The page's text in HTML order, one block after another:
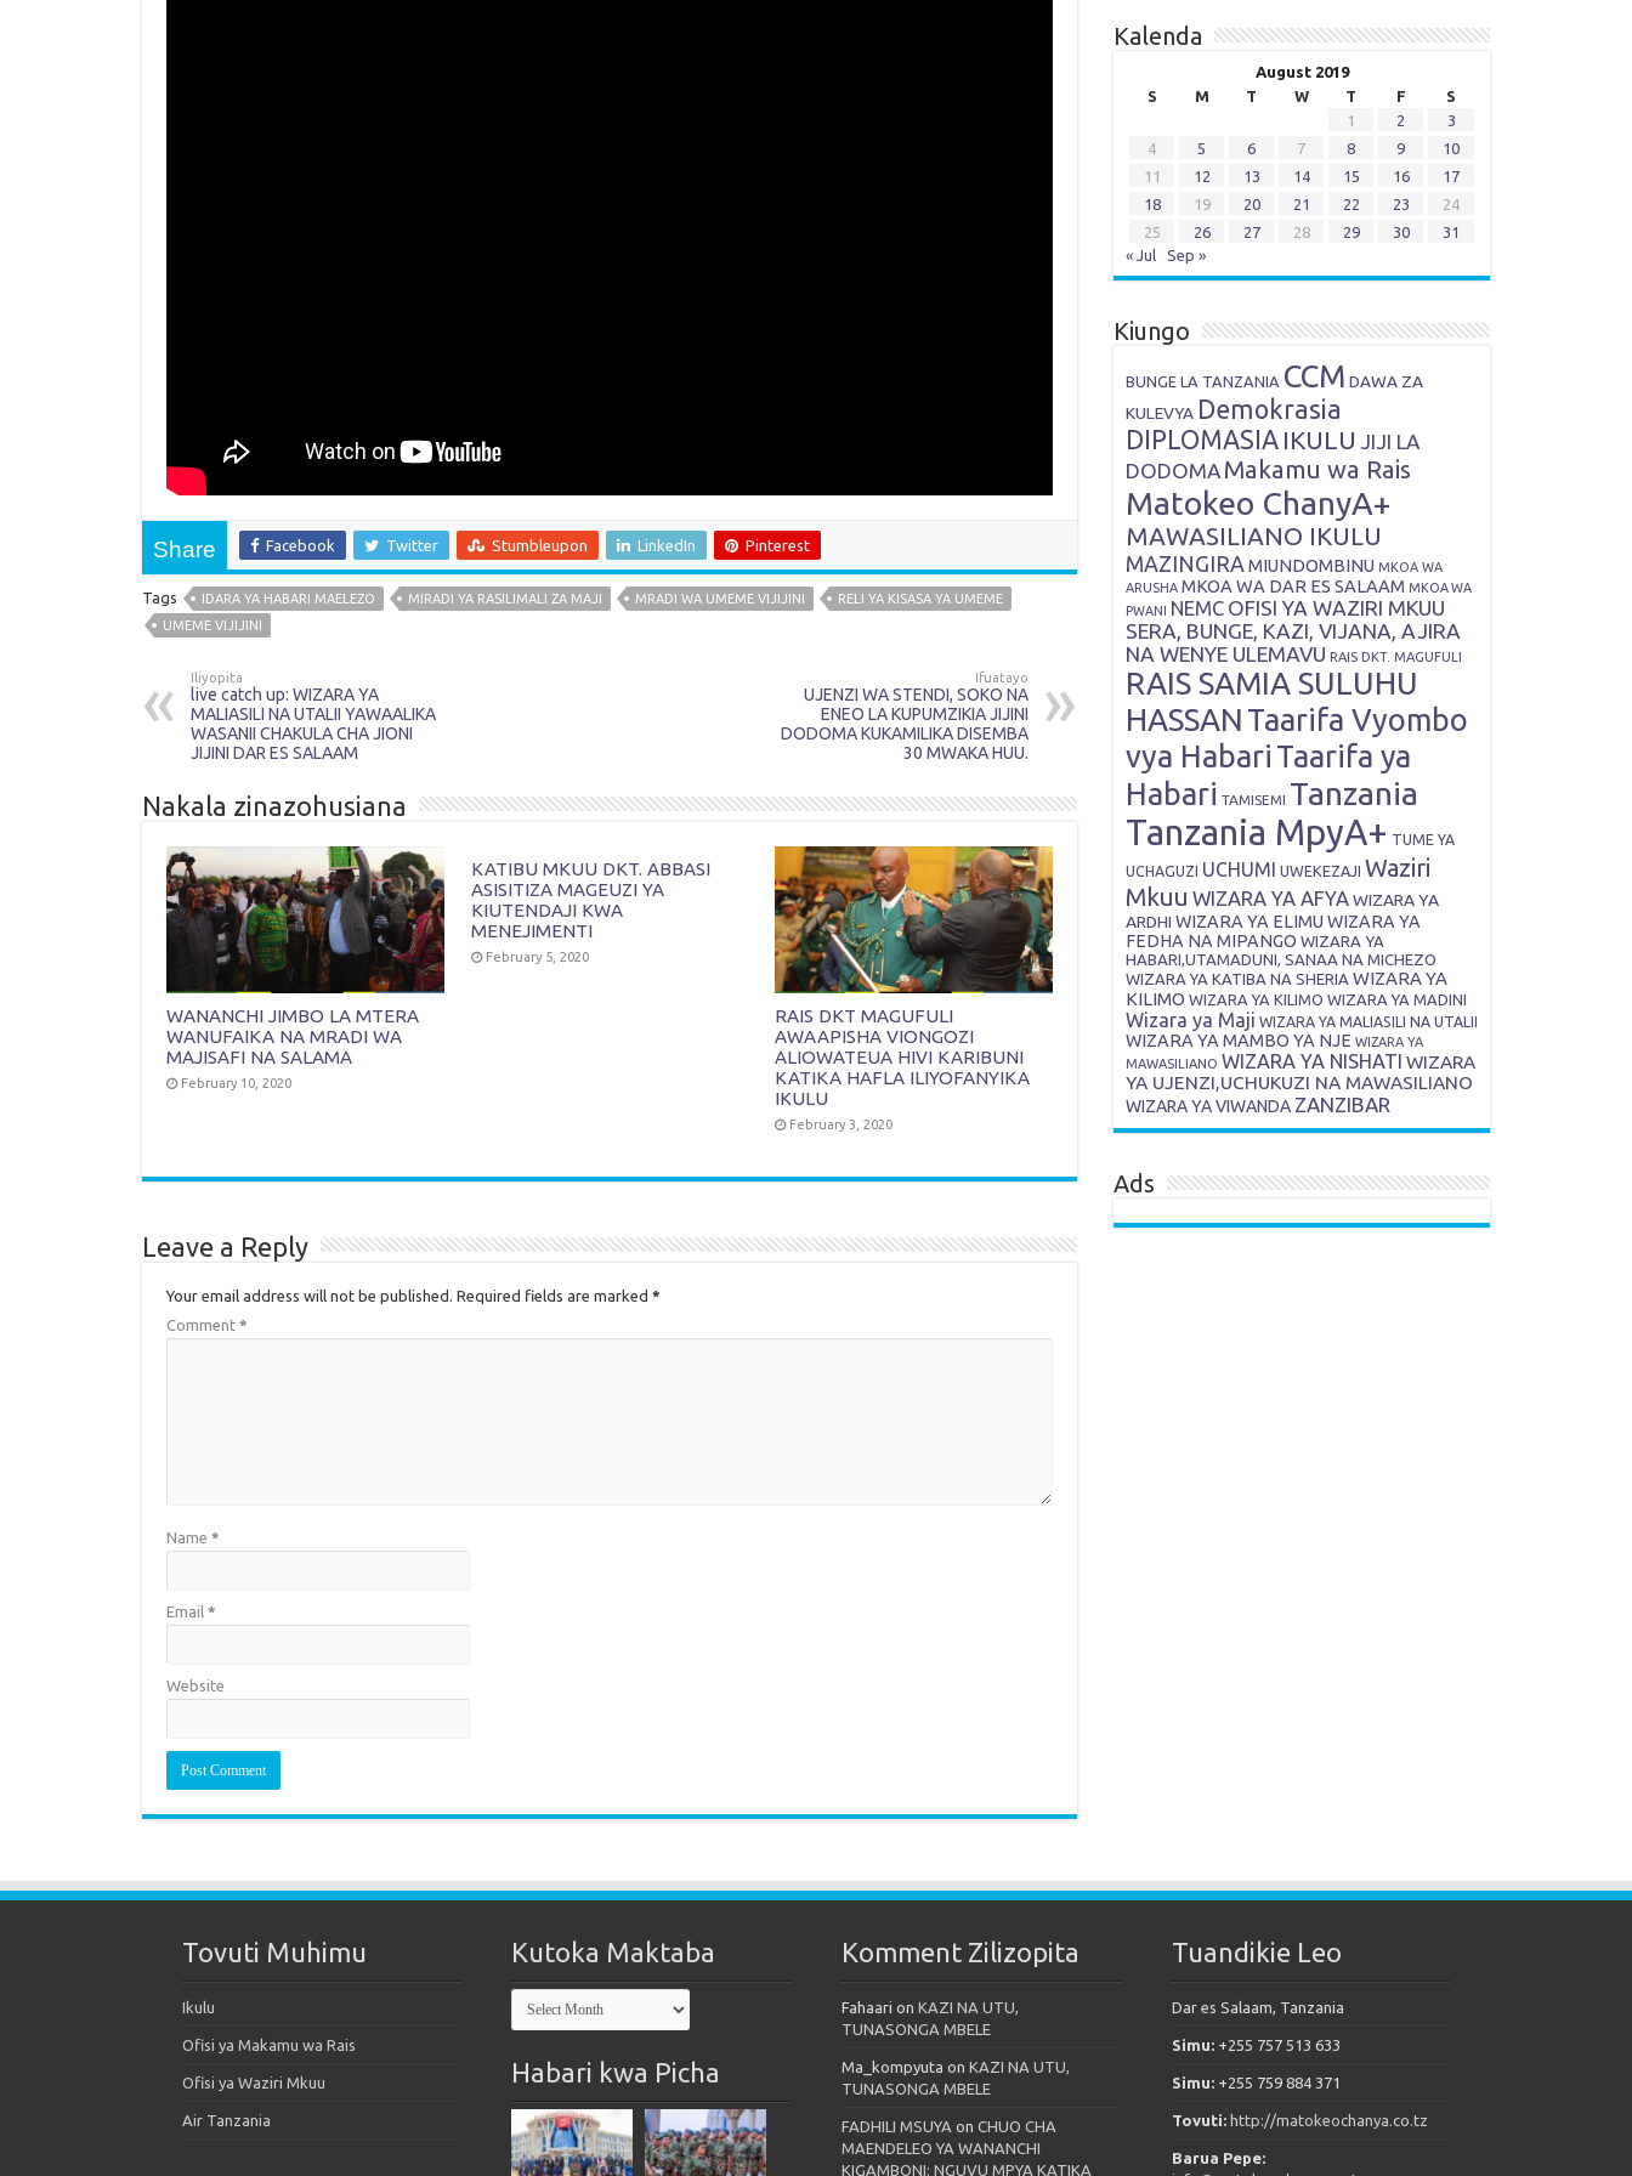
Share Facebook Twitter Stumbleupon LinkedIn Pinterest
Tags IDARA YA HABARI MAELEZO MIRADI YA RASILIMALI ZA MAJI MRADI WA UMEME VIJIJINI
RELI YA KISASA YA UMEME
UMEME VIJIJINI
Iliyopita
live catch up: WIZARA YA
MALIASILI NA UTALII YAWAALIKA
WASANII CHAKULA CHA JIONI
JIJINI DAR ES SALAAM
Ifuatayo
UJENZI WA STENDI, SOKO NA
ENEO LA KUPUMZIKIA JIJINI
DODOMA KUKAMILIKA DISEMBA
30 MWAKA HUU.
Nakala zinazohusiana
WANANCHI JIMBO LA MTERA
WANUFAIKA NA MRADI WA
MAJISAFI NA SALAMA
February 10, 2020
KATIBU MKUU DKT. ABBASI
ASISITIZA MAGEUZI YA
KIUTENDAJI KWA
MENEJIMENTI
February 5, 2020
RAIS DKT MAGUFULI
AWAAPISHA VIONGOZI
ALIOWATEUA HIVI KARIBUNI
KATIKA HAFLA ILIYOFANYIKA
IKULU
February 3, 2020
Leave a Reply
Your email address will not be published. Required fields are marked *
Comment *
Name *
Email *
Website
Kalenda
August 2019
S
M T W T F
S
1
2
3
4
5 6 7 8 9
10
11
12 13 14 15 16
17
18
19 20 21 22 23
24
25
26 27 28 29 30
31
« Jul
Sep »
Kiungo
BUNGE LA TANZANIA CCM DAWA ZA
KULEVYA Demokrasia
DIPLOMASIA IKULU JIJI LA
DODOMA Makamu wa Rais
Matokeo ChanyA+
MAWASILIANO IKULU
MAZINGIRAMIUNDOMBINU MKOA WA
ARUSHA MKOA WA DAR ES SALAAM MKOA WA
PWANI NEMC OFISI YA WAZIRI MKUU
SERA, BUNGE, KAZI, VIJANA, AJIRA
NA WENYE ULEMAVU RAIS DKT. MAGUFULI
RAIS SAMIA SULUHU
HASSAN Taarifa Vyombo
vya Habari Taarifa ya
Habari TAMISEMI Tanzania
Tanzania MpyA+ TUME YA
UCHAGUZI UCHUMI UWEKEZAJI Waziri
Mkuu WIZARA YA AFYAWIZARA YA
ARDHI WIZARA YA ELIMU WIZARA YA
FEDHA NA MIPANGO WIZARA YA
HABARI,UTAMADUNI, SANAA NA MICHEZO
WIZARA YA KATIBA NA SHERIA WIZARA YA
KILIMO WIZARA YA KILIMO WIZARA YA MADINI
Wizara ya Maji WIZARA YA MALIASILI NA UTALII
WIZARA YA MAMBO YA NJE WIZARA YA
MAWASILIANO WIZARA YA NISHATI WIZARA
YA UJENZI,UCHUKUZI NA MAWASILIANO
WIZARA YA VIWANDA ZANZIBAR
Ads
Tovuti Muhimu
Ikulu
Ofisi ya Makamu wa Rais
Ofisi ya Waziri Mkuu
Air Tanzania
Kutoka Maktaba
Kutoka
Maktaba
Habari kwa Picha
Komment Zilizopita
Fahaari on KAZI NA UTU,
TUNASONGA MBELE
Ma_kompyuta on KAZI NA UTU,
TUNASONGA MBELE
FADHILI MSUYA on CHUO CHA
MAENDELEO YA WANANCHI
KIGAMBONI: NGUVU MPYA KATIKA
Tuandikie Leo
Dar es Salaam, Tanzania
Simu: +255 757 513 633
Simu: +255 759 884 371
Tovuti: http://matokeochanya.co.tz
Barua Pepe: